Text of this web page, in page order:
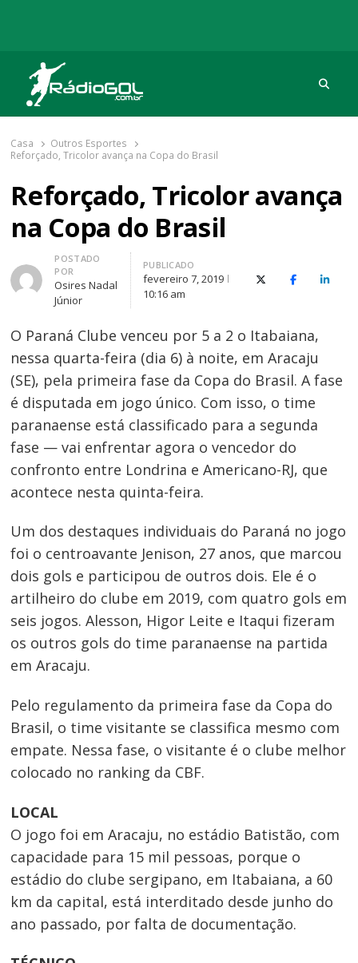
Rádio Gol
Há mais de 20 anos com as melhores coberturas
Casa
Outros Esportes
Reforçado, Tricolor avança na Copa do Brasil
Reforçado, Tricolor avança
na Copa do Brasil
Autor
POSTADO
POR
Osires Nadal
Júnior
PUBLICADO
fevereiro 7, 2019
10:16 am
X (Twitter)Facebook
O
O Paraná Clube venceu por 5 a 2 o Itabaiana,
nessa quarta-feira (dia 6) à noite, em Aracaju
(SE), pela primeira fase da Copa do Brasil. A fase
é disputada em jogo único. Com isso, o time
paranaense está classificado para a segunda
fase — vai enfrentar agora o vencedor do
confronto entre Londrina e Americano-RJ, que
acontece nesta quinta-feira.
Um dos destaques individuais do Paraná no jogo
foi o centroavante Jenison, 27 anos, que marcou
dois gols e participou de outros dois. Ele é o
artilheiro do clube em 2019, com quatro gols em
seis jogos. Alesson, Higor Leite e Itaqui fizeram
os outros gols do time paranaense na partida
em Aracaju.
Pelo regulamento da primeira fase da Copa do
Brasil, o time visitante se classifica mesmo com
empate. Nessa fase, o visitante é o clube melhor
colocado no ranking da CBF.
LOCAL
O jogo foi em Aracaju, no estádio Batistão, com
capacidade para 15 mil pessoas, porque o
estádio do clube sergipano, em Itabaiana, a 60
km da capital, está interditado desde junho do
ano passado, por falta de documentação.